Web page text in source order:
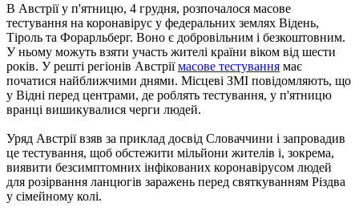
В Австрії у п'ятницю, 4 грудня, розпочалося масове
тестування на коронавірус у федеральних землях Відень,
Тіроль та Форарльберг. Воно є добровільним і безкоштовним.
У ньому можуть взяти участь жителі країни віком від шести
років. У решті регіонів Австріїмасове тестування має
початися найближчими днями. Місцеві ЗМІ повідомляють, що
у Відні перед центрами, де роблять тестування, у п'ятницю
вранці вишикувалися черги людей.
Уряд Австрії взяв за приклад досвід Словаччини і запровадив
це тестування, щоб обстежити мільйони жителів і, зокрема,
виявити безсимптомних інфікованих коронавірусом людей
для розірвання ланцюгів заражень перед святкуванням Різдва
у сімейному колі.